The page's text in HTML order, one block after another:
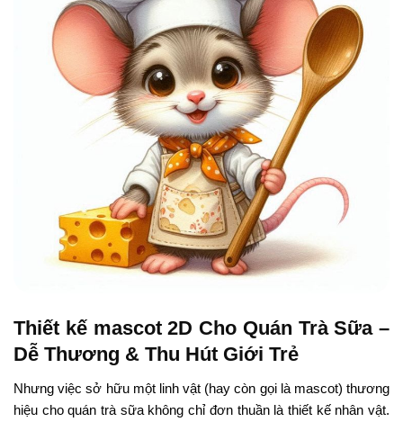
Thiết kế mascot 2D Cho Quán Trà Sữa –
Dễ Thương & Thu Hút Giới Trẻ
Nhưng việc sở hữu một linh vật (hay còn gọi là mascot) thương
hiệu cho quán trà sữa không chỉ đơn thuần là thiết kế nhân vật.